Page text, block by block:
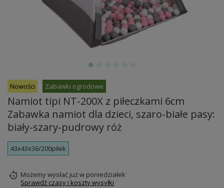
Nowości Zabawki ogrodowe
Namiot tipi NT-200X z piłeczkami 6cm
Zabawka namiot dla dzieci, szaro-białe pasy:
biały-szary-pudrowy róż
43x43x36/200piłek
Możemy wysłać jużw poniedziałek
Sprawdź czasy i koszty wysyłki